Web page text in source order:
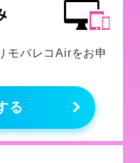
モバレコAirをお申
る